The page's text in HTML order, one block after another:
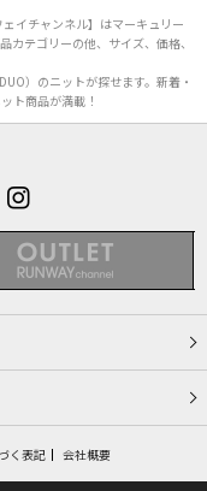
イチャンネル】はマーキュリー
カテゴリーの他、サイズ、価格、
）のニットが探せます。新着・
ト商品が満載！
く表記 会社概要